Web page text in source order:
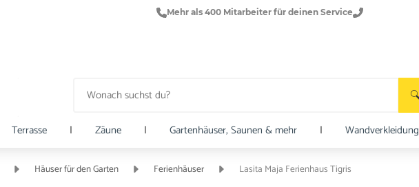
Mehr als 400 Mitarbeiter für deinen Service
Terrasse | Zäune | Gartenhäuser, Saunen & mehr | Wandverkleidung
Häuser für den Garten Ferienhäuser Lasita Maja Ferienhaus Tigris